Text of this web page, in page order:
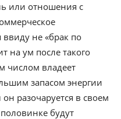
или отношения с
ввиду не «брак по
на ум после такого
числом владеет
запасом энергии
разочаруется в своем
будут